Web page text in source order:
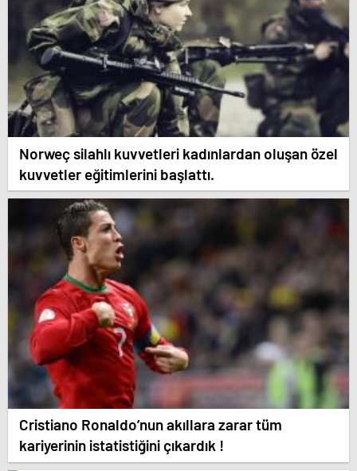
Norweç silahlı kuvvetleri kadınlardan oluşan özel
kuvvetler eğitimlerini başlattı.
Cristiano Ronaldo’nun akıllara zarar tüm
kariyerinin istatistiğini çıkardık !